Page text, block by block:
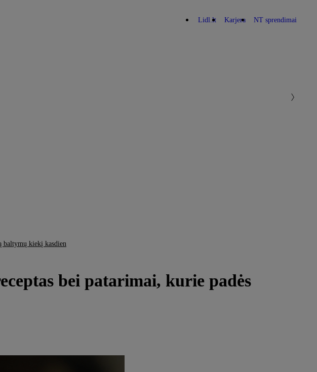
Lidl.lt Karjera NT sprendimai
baltymų kiekį kasdien
bei patarimai, kurie padės